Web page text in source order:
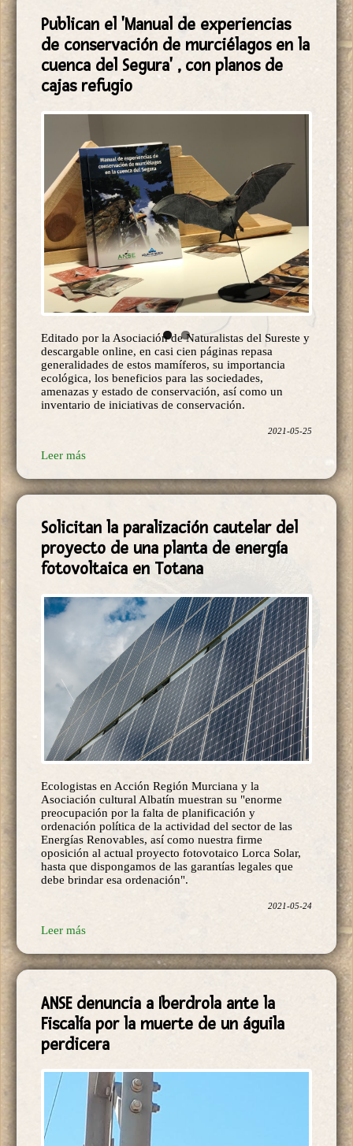
de conservación de murciélagos en la
cuenca del Segura' , con planos de
cajas refugio
Editado por la Asociación de Naturalistas del Sureste y
descargable online, en casi cien páginas repasa
generalidades de estos mamíferos, su importancia
ecológica, los beneficios para las sociedades,
amenazas y estado de conservación, así como un
inventario de iniciativas de conservación.
2021-05-25
Solicitan la paralización cautelar del
fotovoltaica en Totana
Ecologistas en Acción Región Murciana y la
Asociación cultural Albatín muestran su "enorme
ordenación política de la actividad del sector de las
Energías Renovables, así como nuestra firme
oposición al actual proyecto fotovotaico Lorca Solar,
hasta que dispongamos de las garantías legales que
debe brindar esa ordenación".
2021-05-24
ANSE denuncia a Iberdrola ante la
perdicera